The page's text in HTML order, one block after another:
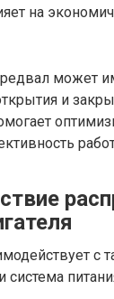
на
может
и
с
система